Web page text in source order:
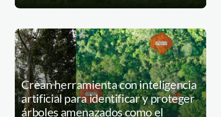
Crean herramienta con inteligencia
artificial para identificar y proteger
árboles amenazados como el